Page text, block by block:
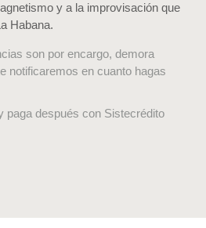
y a la improvisación que
Habana.
son por encargo, demora
notificaremos en cuanto hagas
paga después con Sistecrédito